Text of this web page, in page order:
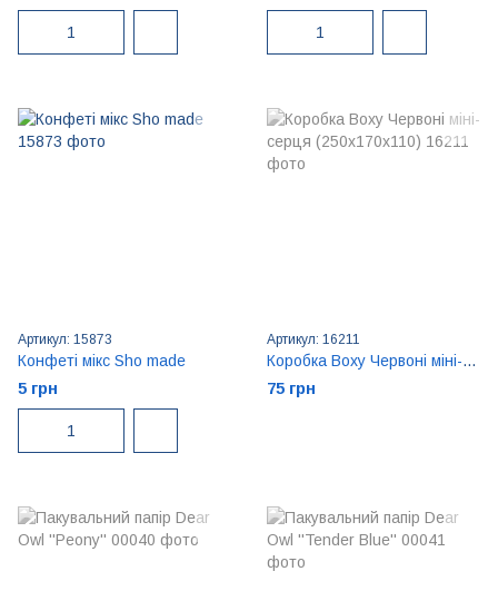
Артикул: 15873
Конфеті мікс Sho made
5 грн
Артикул: 16211
Коробка Boxy Червоні міні-серця (250x170x110)
75 грн